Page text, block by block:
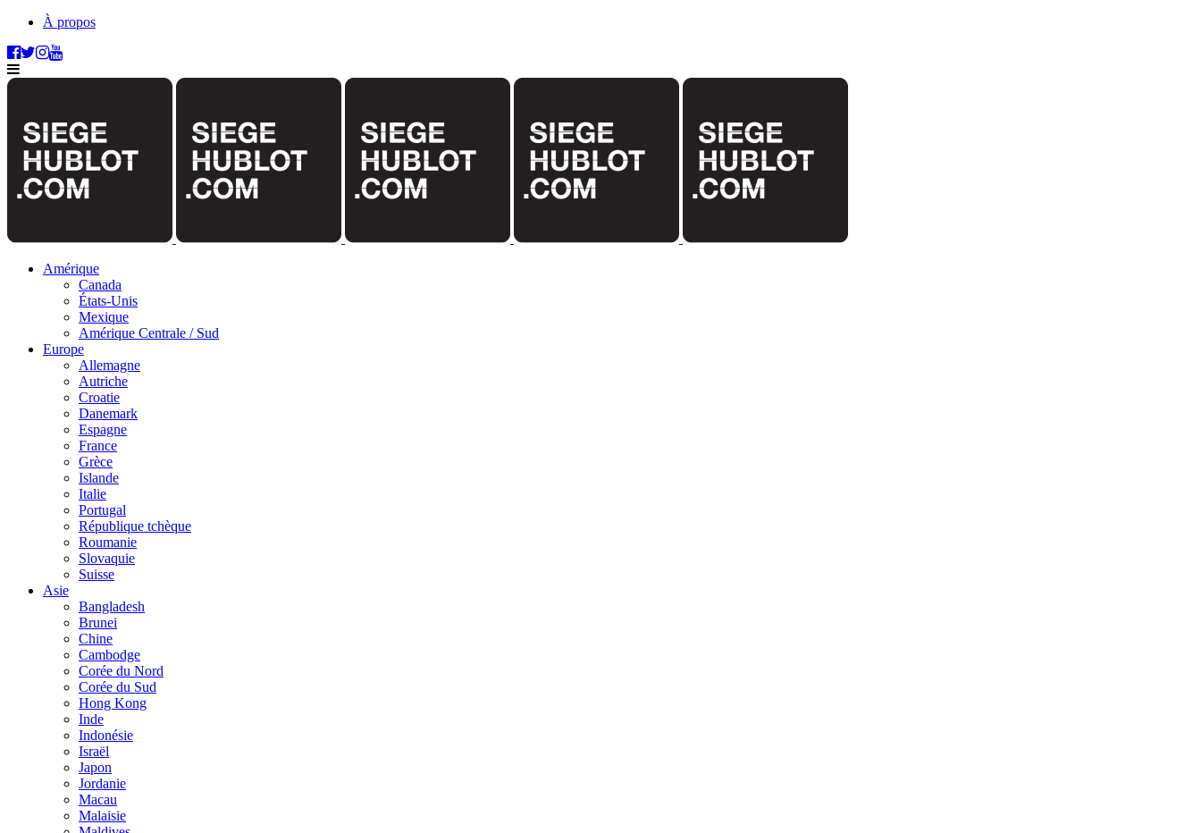
À propos
Amérique
Canada
États-Unis
Mexique
Amérique Centrale / Sud
Europe
Allemagne
Autriche
Croatie
Danemark
Espagne
France
Grèce
Islande
Italie
Portugal
République tchèque
Roumanie
Slovaquie
Suisse
Asie
Bangladesh
Brunei
Chine
Cambodge
Corée du Nord
Corée du Sud
Hong Kong
Inde
Indonésie
Israël
Japon
Jordanie
Macau
Malaisie